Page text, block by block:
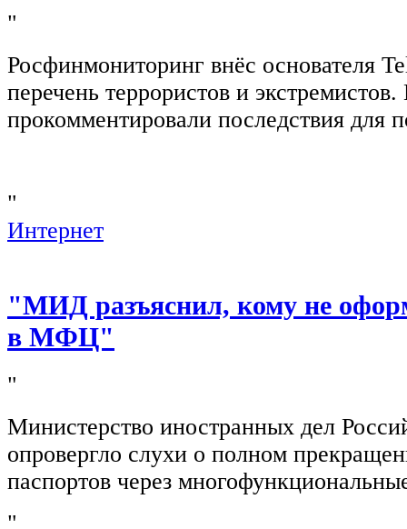
"
Росфинмониторинг внёс основателя
перечень террористов и
прокомментировали последствия для
"
Интернет
"МИД разъяснил, кому не
в МФЦ"
"
Министерство иностранных дел
опровергло слухи о полном
паспортов через
"